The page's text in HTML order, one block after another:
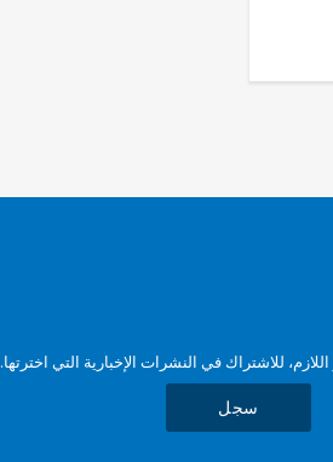
للاشتراك في النشرات الإخبارية التي اخترتها.
سجل